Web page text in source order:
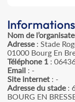
Nom de
Adresse: Stade
01000 Bourg En
Téléphone 1 :
Email : -
Site internet : -
Adresse du stade:
BOURG EN